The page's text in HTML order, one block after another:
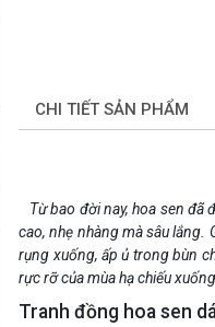
CHI TIẾT SẢN PHẨM
Từ bao đời nay, hoa sen đã
cao, nhẹ nhàng mà sâu lắng.
rụng xuống, ấp ủ trong bùn
rực rỡ của mùa hạ chiếu
Tranh đồng hoa sen